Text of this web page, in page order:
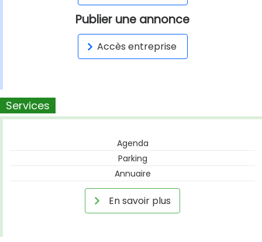
Publier une annonce
Accès entreprise
Services
Agenda
Parking
Annuaire
En savoir plus